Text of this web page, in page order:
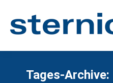
Tages-Archive: